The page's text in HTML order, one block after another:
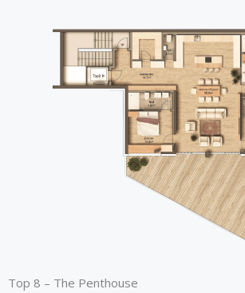
Top 8 – The Penthouse